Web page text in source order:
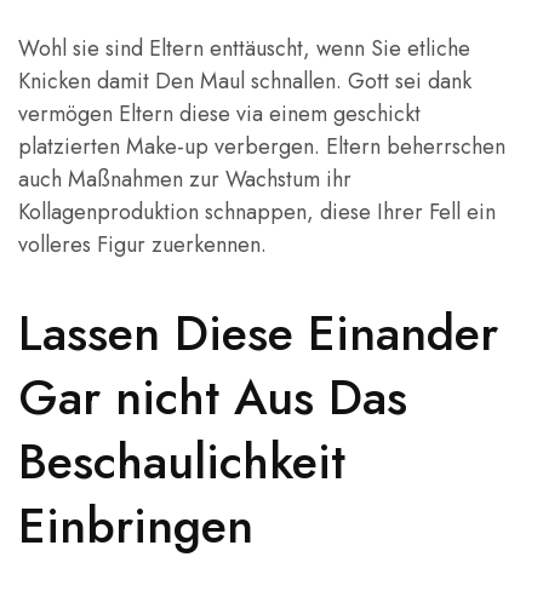
Wohl sie sind Eltern enttäuscht, wenn Sie etliche
Knicken damit Den Maul schnallen. Gott sei dank
vermögen Eltern diese via einem geschickt
platzierten Make-up verbergen. Eltern beherrschen
auch Maßnahmen zur Wachstum ihr
Kollagenproduktion schnappen, diese Ihrer Fell ein
volleres Figur zuerkennen.
Lassen Diese Einander
Gar nicht Aus Das
Beschaulichkeit
Einbringen